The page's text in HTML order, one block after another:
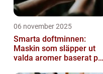
06 november 2025
Smarta doftminnen:
Maskin som släpper ut
valda aromer baserat på